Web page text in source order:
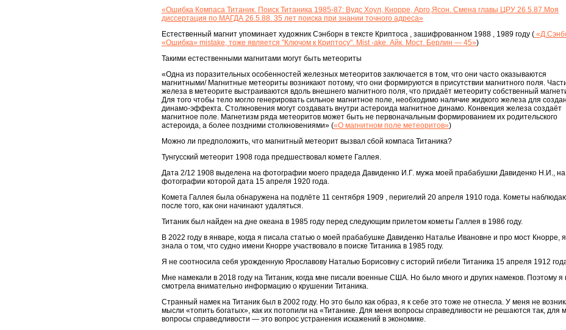
«Ошибка Компаса Титаник. Поиск Титаника 1985-87: Вудс Хоул, Кнорре, Арго,Ясон. Смена главы ЦРУ 26.5.87.Моя
диссертация по МАГДА 26.5.88. 35 лет поиска при знании точного адреса»
Естественный магнит упоминает художник Сэнборн в тексте Криптоса , зашифрованном 1988 , 1989 году (
«Ошибка» mistake, тоже является "Ключом к Криптосу". Мist -ake. Айк. Мост. Берлин — 45»)
Такими естественными магнитами могут быть метеориты
«Одна из поразительных особенностей железных метеоритов заключается в том, что они часто оказываются
магнитными/ Магнитные метеориты возникают потому, что они формируются в присутствии магнитного поля.
железа в метеорите выстраиваются вдоль внешнего магнитного поля, что придаёт метеориту собственный
Для того чтобы тело могло генерировать сильное магнитное поле, необходимо наличие жидкого железа для
динамо-эффекта. Столкновения могут создавать внутри астероида магнитное динамо. Конвекция железа создаёт
магнитное поле. Магнетизм ряда метеоритов может быть не первоначальным формированием их родительского
астероида, а более поздними столкновениями» («О магнитном поле метеоритов»)
Можно ли предположить, что магнитный метеорит вызвал сбой компаса Титаника?
Тунгусский метеорит 1908 года предшествовал комете Галлея.
Дата 2/12 1908 выделена на фотографии моего прадеда Давиденко И.Г. мужа моей прабабушки Давиденко Н.И., на
фотографии которой дата 15 апреля 1920 года.
Комета Галлея была обнаружена на подлёте 11 сентября 1909 , перигелий 20 апреля 1910 года. Кометы
после того, как они начинают удаляться.
Титаник был найден на дне океана в 1985 году перед следующим прилетом кометы Галлея в 1986 году.
В 2022 году в январе, когда я писала статью о моей прабабушке Давиденко Наталье Ивановне и про мост Кнорре,
знала о том, что судно имени Кнорре участвовало в поиске Титаника в 1985 году.
Я не соотносила себя урожденную Ярославову Наталью Борисовну с историй гибели Титаника 15 апреля 1912
Мне намекали в 2018 году на Титаник, когда мне писали военные США. Но было много и других намеков. Поэтому я
смотрела внимательно информацию о крушении Титаника.
Странный намек на Титаник был в 2002 году. Но это было как образ, я к себе это тоже не отнесла. У меня не
мысли «топить богатых», как их потопили на «Титанике. Для меня вопросы справедливости не решаются так, для
вопросы справедливости — это вопрос устранения искажений в экономике.